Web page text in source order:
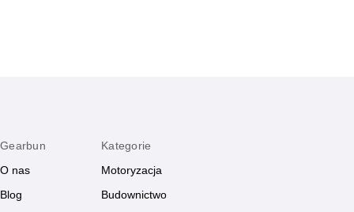
Gearbun
O nas
Blog
Kategorie
Motoryzacja
Budownictwo